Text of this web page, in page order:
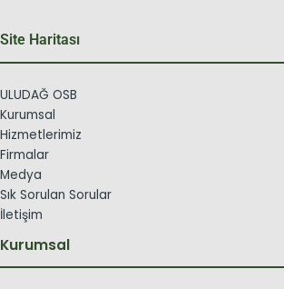
Site Haritası
ULUDAĞ OSB
Kurumsal
Hizmetlerimiz
Firmalar
Medya
Sık Sorulan Sorular
İletişim
Kurumsal